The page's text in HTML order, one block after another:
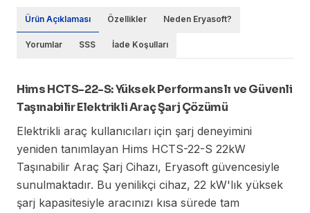
Ürün Açıklaması Özellikler Neden Eryasoft?
Yorumlar SSS İade Koşulları
Hims HCTS-22-S: Yüksek Performanslı ve Güvenli
Taşınabilir Elektrikli Araç Şarj Çözümü
Elektrikli araç kullanıcıları için şarj deneyimini
yeniden tanımlayan Hims HCTS-22-S 22kW
Taşınabilir Araç Şarj Cihazı, Eryasoft güvencesiyle
sunulmaktadır. Bu yenilikçi cihaz, 22 kW'lık yüksek
şarj kapasitesiyle aracınızı kısa sürede tam